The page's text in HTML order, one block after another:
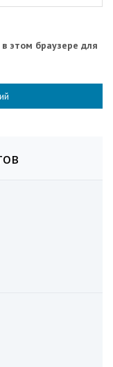
этом браузере для